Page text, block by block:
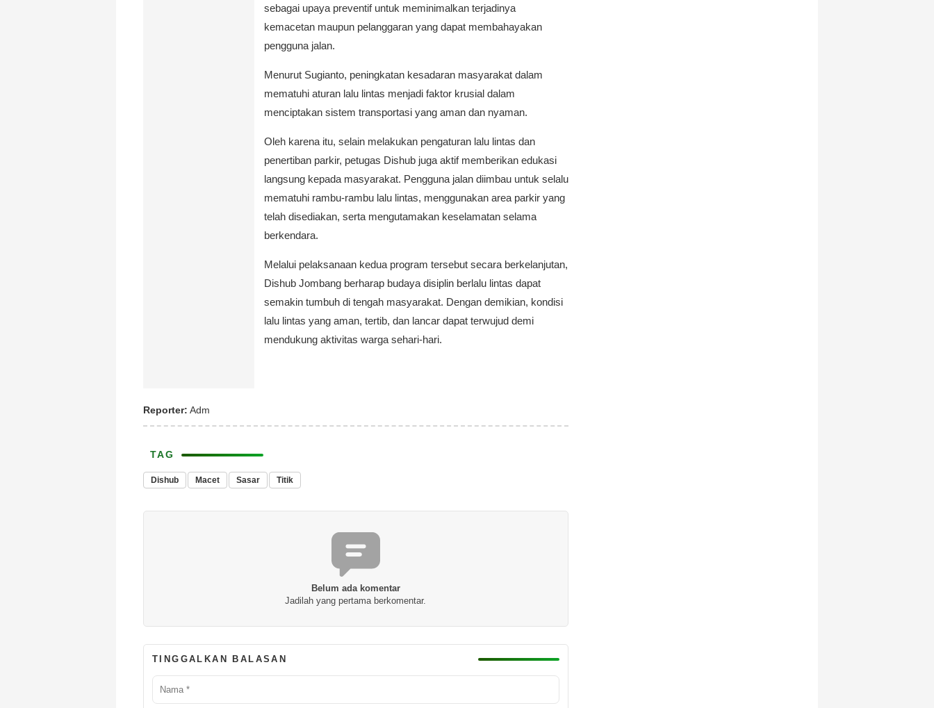
sebagai upaya preventif untuk meminimalkan terjadinya
kemacetan maupun pelanggaran yang dapat membahayakan
pengguna jalan.
Menurut Sugianto, peningkatan kesadaran masyarakat dalam
mematuhi aturan lalu lintas menjadi faktor krusial dalam
menciptakan sistem transportasi yang aman dan nyaman.
Oleh karena itu, selain melakukan pengaturan lalu lintas dan
penertiban parkir, petugas Dishub juga aktif memberikan edukasi
langsung kepada masyarakat. Pengguna jalan diimbau untuk selalu
mematuhi rambu-rambu lalu lintas, menggunakan area parkir yang
telah disediakan, serta mengutamakan keselamatan selama
berkendara.
Melalui pelaksanaan kedua program tersebut secara berkelanjutan,
Dishub Jombang berharap budaya disiplin berlalu lintas dapat
semakin tumbuh di tengah masyarakat. Dengan demikian, kondisi
lalu lintas yang aman, tertib, dan lancar dapat terwujud demi
mendukung aktivitas warga sehari-hari.
Reporter: Adm
TAG
Dishub Macet Sasar Titik
Belum ada komentar
Jadilah yang pertama berkomentar.
TINGGALKAN BALASAN